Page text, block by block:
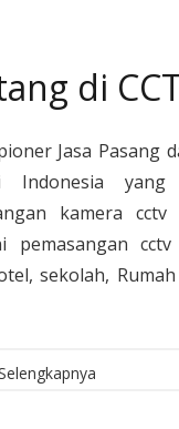
di
Jasa Pasang
yang
kamera
pemasangan
sekolah,